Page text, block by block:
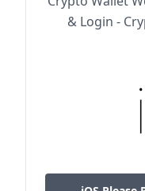
& Login -